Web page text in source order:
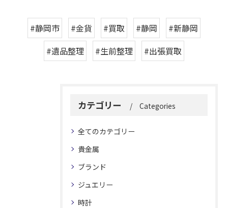
#静岡市 #金貨 #買取 #静岡
#新静岡
#遺品整理
#生前整理 #出張買取
カテゴリー Categories
全てのカテゴリー
貴金属
ブランド
ジュエリー
時計